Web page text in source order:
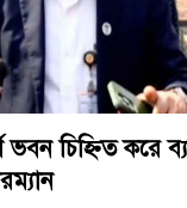
চিহ্নিত করে